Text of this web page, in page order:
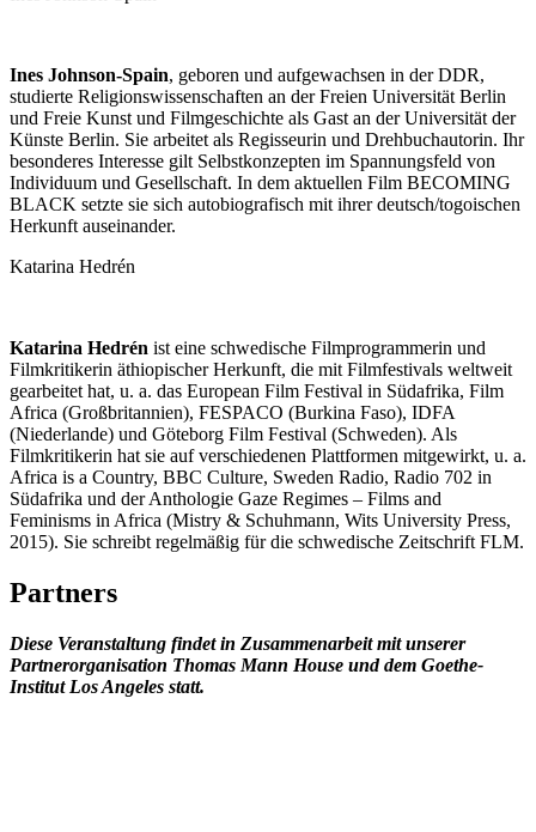
Ines Johnson-Spain, geboren und aufgewachsen in der DDR,
studierte Religionswissenschaften an der Freien Universität Berlin
und Freie Kunst und Filmgeschichte als Gast an der Universität der
Künste Berlin. Sie arbeitet als Regisseurin und Drehbuchautorin. Ihr
besonderes Interesse gilt Selbstkonzepten im Spannungsfeld von
Individuum und Gesellschaft. In dem aktuellen Film BECOMING
BLACK setzte sie sich autobiografisch mit ihrer deutsch/togoischen
Herkunft auseinander.
Katarina Hedrén
Katarina Hedrén ist eine schwedische Filmprogrammerin und
Filmkritikerin äthiopischer Herkunft, die mit Filmfestivals weltweit
gearbeitet hat, u. a. das European Film Festival in Südafrika, Film
Africa (Großbritannien), FESPACO (Burkina Faso), IDFA
(Niederlande) und Göteborg Film Festival (Schweden). Als
Filmkritikerin hat sie auf verschiedenen Plattformen mitgewirkt, u. a.
Africa is a Country, BBC Culture, Sweden Radio, Radio 702 in
Südafrika und der Anthologie Gaze Regimes – Films and
Feminisms in Africa (Mistry & Schuhmann, Wits University Press,
2015). Sie schreibt regelmäßig für die schwedische Zeitschrift FLM.
Partners
Diese Veranstaltung findet in Zusammenarbeit mitunserer
Partnerorganisation Thomas Mann House und dem Goethe-
Institut Los Angeles statt.